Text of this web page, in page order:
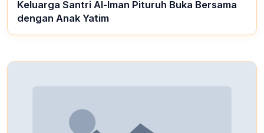
Keluarga Santri Al-Iman Pituruh Buka Bersama
dengan Anak Yatim